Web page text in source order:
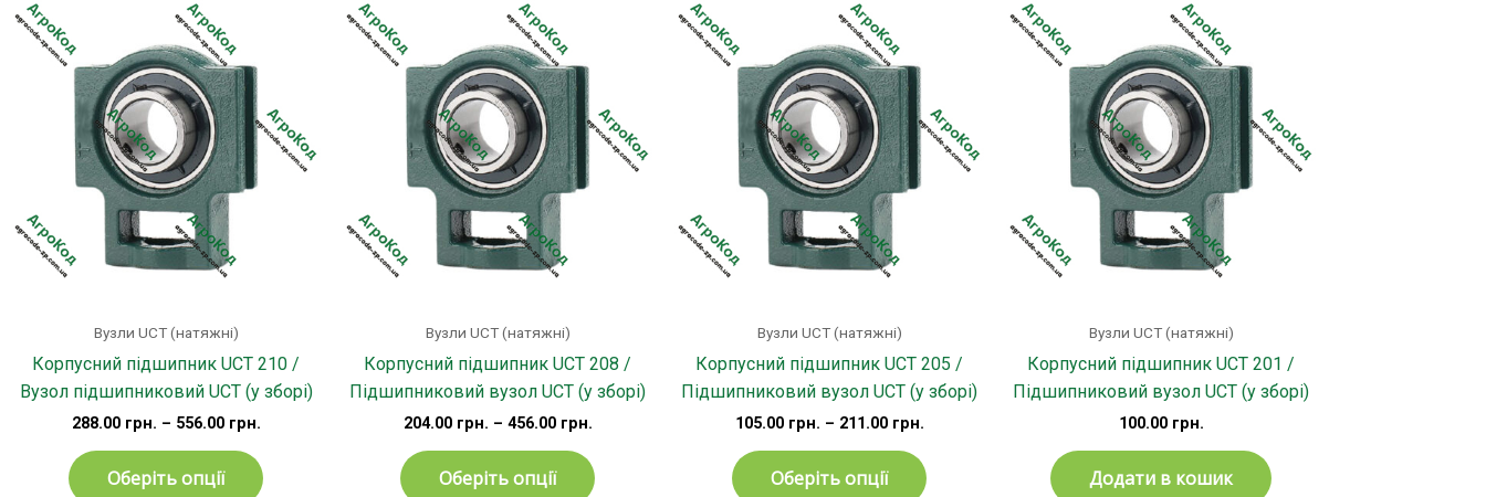
Вузли UCT (натяжні)
Корпусний підшипник UCT 210 /
Вузол підшипниковий UCT (у зборі)
288.00 грн. – 556.00 грн.
Оберіть опції
варіантів.
Параметри
можна
Вузли UCT (натяжні)
Корпусний підшипник UCT 208 /
Підшипниковий вузол UCT (у зборі)
204.00 грн. – 456.00 грн.
Оберіть опції
варіантів.
Параметри
можна
Вузли UCT (натяжні)
Корпусний підшипник UCT 205 /
Підшипниковий вузол UCT (у зборі)
105.00 грн. – 211.00 грн.
Оберіть опції
варіантів.
Параметри
можна
Вузли UCT (натяжні)
Корпусний підшипник UCT 201 /
Підшипниковий вузол UCT (у зборі)
100.00 грн.
Додати в кошик